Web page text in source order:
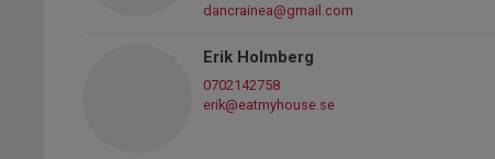
dancrainea@gmail.com
Erik Holmberg
0702142758
erik@eatmyhouse.se